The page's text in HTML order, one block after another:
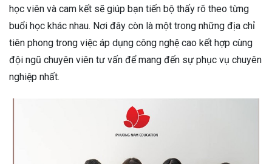
học viên và cam kết sẽ giúp bạn tiến bộ thấy rõ theo từng
buổi học khác nhau. Nơi đây còn là một trong những địa chỉ
tiên phong trong việc áp dụng công nghệ cao kết hợp cùng
đội ngũ chuyên viên tư vấn để mang đến sự phục vụ chuyên
nghiệp nhất.